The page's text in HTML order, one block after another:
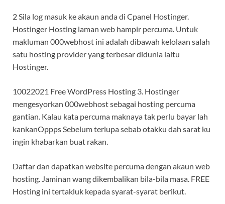
2 Sila log masuk ke akaun anda di Cpanel Hostinger.
Hostinger Hosting laman web hampir percuma. Untuk
makluman 000webhost ini adalah dibawah kelolaan salah
satu hosting provider yang terbesar didunia iaitu
Hostinger.
10022021 Free WordPress Hosting 3. Hostinger
mengesyorkan 000webhost sebagai hosting percuma
gantian. Kalau kata percuma maknaya tak perlu bayar lah
kankanOppps Sebelum terlupa sebab otakku dah sarat ku
ingin khabarkan buat rakan.
Daftar dan dapatkan website percuma dengan akaun web
hosting. Jaminan wang dikembalikan bila-bila masa. FREE
Hosting ini tertakluk kepada syarat-syarat berikut.